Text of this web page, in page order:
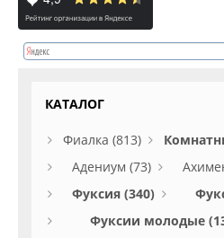
КАТАЛОГ
Фиалка (813)
Адениум (73)
Фуксия (340)
Фуксии молодые